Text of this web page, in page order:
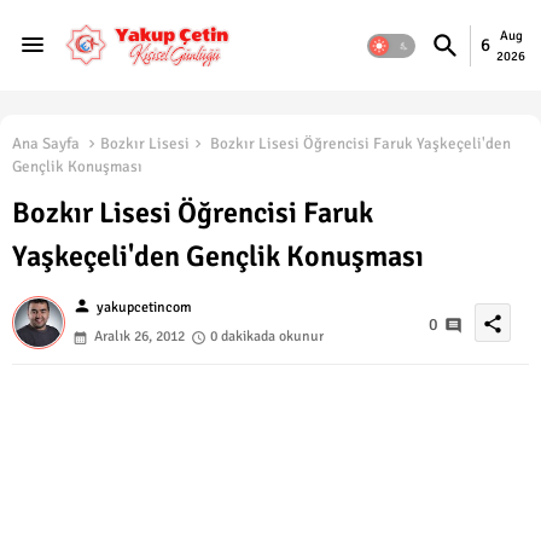
6
Aug
2026
Ana Sayfa Bozkır Lisesi
Bozkır Lisesi Öğrencisi Faruk Yaşkeçeli'den
Gençlik Konuşması
Bozkır Lisesi Öğrencisi Faruk
Yaşkeçeli'den Gençlik Konuşması
person yakupcetincom
Aralık 26, 2012
0 dakikada okunur
0 share